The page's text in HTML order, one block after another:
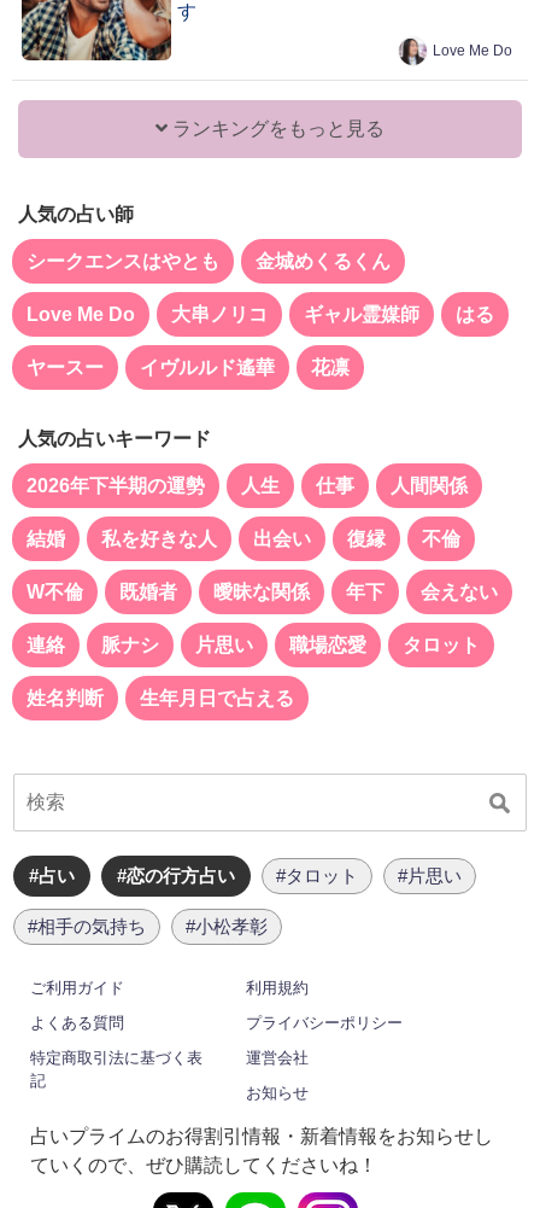
す
Love Me Do
ランキングをもっと見る
人気の占い師
シークエンスはやとも 金城めくるくん
Love Me Do 大串ノリコ ギャル霊媒師 はる
ヤースー イヴルルド遙華 花凛
人気の占いキーワード
2026年下半期の運勢 人生 仕事 人間関係
結婚 私を好きな人 出会い 復縁 不倫
W不倫 既婚者 曖昧な関係 年下 会えない
連絡 脈ナシ 片思い 職場恋愛 タロット
姓名判断 生年月日で占える
#占い #恋の行方占い #タロット #片思い
#相手の気持ち #小松孝彰
ご利用ガイド
利用規約
よくある質問
プライバシーポリシー
特定商取引法に基づく表
記
運営会社
お知らせ
占いプライムのお得割引情報・新着情報をお知らせし
ていくので、ぜひ購読してくださいね！